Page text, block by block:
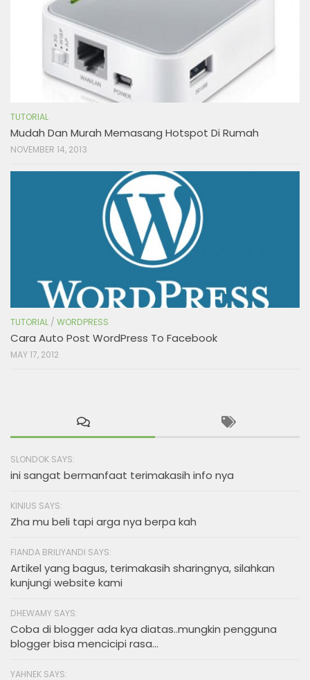
TUTORIAL
Mudah Dan Murah Memasang Hotspot Di Rumah
NOVEMBER 14, 2013
TUTORIAL / WORDPRESS
Cara Auto Post WordPress To Facebook
MAY 17, 2012
SLONDOK SAYS:
ini sangat bermanfaat terimakasih info nya
KINIUS SAYS:
Zha mu beli tapi arga nya berpa kah
FIANDA BRILIYANDI SAYS:
Artikel yang bagus, terimakasih sharingnya, silahkan
kunjungi website kami
DHEWAMY SAYS:
Coba di blogger ada kya diatas..mungkin pengguna
blogger bisa mencicipi rasa...
YAHNEK SAYS: